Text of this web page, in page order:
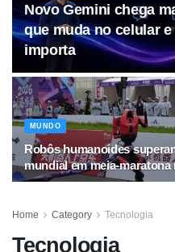
Novo Gemini chega
que muda no celular
importa
MUNDO
Robôs humanoides
mundial em meia-maratona
Home Category Tecnologia
Tecnologia